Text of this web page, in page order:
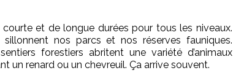
et de longue durées pour tous les niveaux.
nos parcs et nos réserves fauniques.
forestiers abritent une variété d’animaux
un renard ou un chevreuil. Ça arrive souvent.